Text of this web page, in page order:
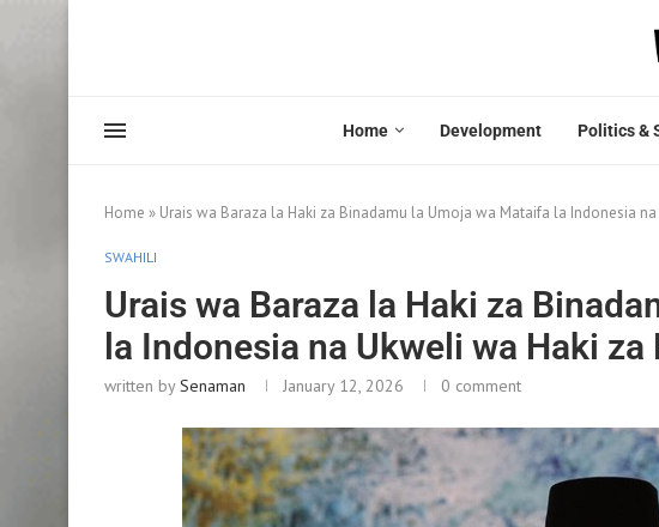
Home Development Politics &
Home » Urais wa Baraza la Haki za Binadamu la Umoja wa Mataifa la Indonesia
SWAHILI
Urais wa Baraza la Haki za
la Indonesia na Ukweli wa Haki
written bySenaman January 12, 2026 0 comment